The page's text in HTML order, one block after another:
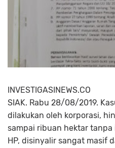
INVESTIGASINEWS.CO
SIAK. Rabu 28/08/2019.
dilakukan oleh korporasi,
sampai ribuan hektar
HP, disinyalir sangat masif